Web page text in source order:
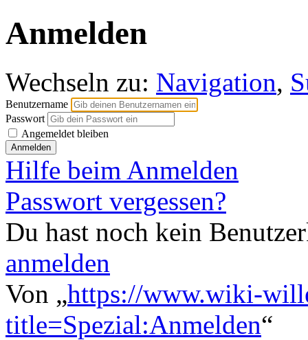
Anmelden
Wechseln zu: Navigation,
Benutzername
Passwort
Angemeldet bleiben
Hilfe beim Anmelden
Passwort vergessen?
Du hast noch kein
anmelden
Von „https://www.wiki-
title=Spezial:Anmelden“